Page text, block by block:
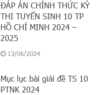
ĐÁP ÁN CHÍNH THỨC KỲ
THI TUYỂN SINH 10 TP
HỒ CHÍ MINH 2024 –
2025
13/06/2024
Mục lục bài giải đề TS 10
PTNK 2024